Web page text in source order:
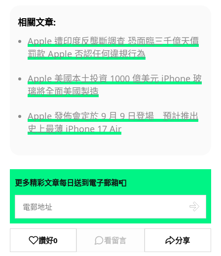
相關文章:
Apple 遭印度反壟斷調查 恐面臨三千億天價
罰款 Apple 否認任何違規行為
Apple 美國本土投資 1000 億美元 iPhone 玻
璃將全面美國製造
Apple 發佈會定於 9 月 9 日登場 預計推出
史上最薄 iPhone 17 Air
更多精彩文章每日送到電子郵箱📮
讚好0 看留言 分享